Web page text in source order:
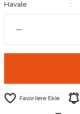
Havale